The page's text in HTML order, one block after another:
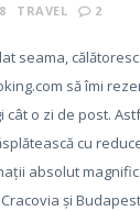
TRAVEL 2
seama,
să îmi
o zi de post.
cu
absolut
și